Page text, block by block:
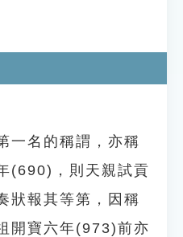
名的稱謂，亦稱
(690)，則天親試貢
狀報其等第，因稱
開寶六年(973)前亦